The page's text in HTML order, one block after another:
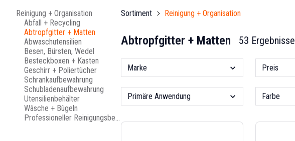
Reinigung + Organisation
Abfall + Recycling
Abtropfgitter + Matten
Abwaschutensilien
Besen, Bürsten, Wedel
Besteckboxen + Kasten
Geschirr + Poliertücher
Schrankaufbewahrung
Schubladenaufbewahrung
Utensilienbehälter
Wäsche + Bügeln
Professioneller Reinigungsbedarf
Sortiment Reinigung + Organisation
Abtropfgitter + Matten 53 Ergebnisse
Marke Preis
Primäre Anwendung Farbe